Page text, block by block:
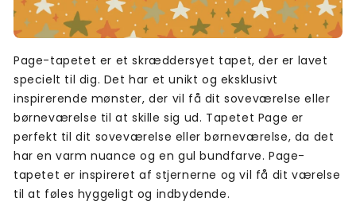
Page-tapetet er et skræddersyet tapet, der er lavet
specielt til dig. Det har et unikt og eksklusivt
inspirerende mønster, der vil få dit soveværelse eller
børneværelse til at skille sig ud. Tapetet Page er
perfekt til dit soveværelse eller børneværelse, da det
har en varm nuance og en gul bundfarve. Page-
tapetet er inspireret af stjernerne og vil få dit værelse
til at føles hyggeligt og indbydende.